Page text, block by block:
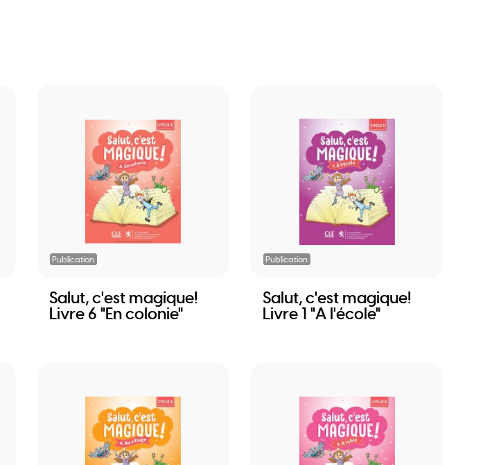
Publication
Salut, c'est magique!
Livre 6 "En colonie"
Publication
Salut, c'est magique!
Livre 1 "A l'école"